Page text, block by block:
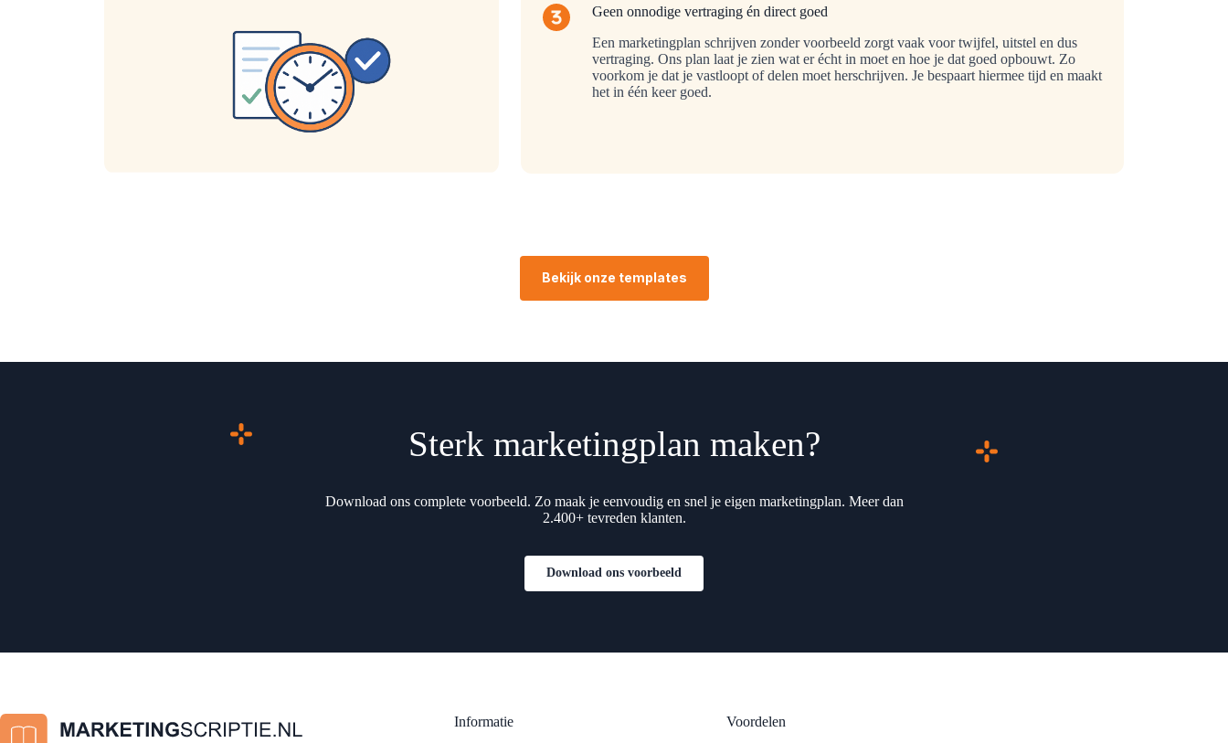
Geen onnodige vertraging én direct goed
Een marketingplan schrijven zonder voorbeeld zorgt vaak voor twijfel, uitstel en dus
vertraging. Ons plan laat je zien wat er écht in moet en hoe je dat goed opbouwt. Zo
voorkom je dat je vastloopt of delen moet herschrijven. Je bespaart hiermee tijd en maakt
het in één keer goed.
Bekijk onze templates
Sterk marketingplan maken?
Download ons complete voorbeeld. Zo maak je eenvoudig en snel je eigen marketingplan. Meer dan
2.400+ tevreden klanten.
Download ons voorbeeld
Informatie Voordelen